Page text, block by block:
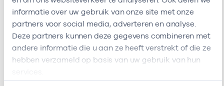
informatie over uw gebruik van onze site met onze
partners voor social media, adverteren en analyse.
Deze partners kunnen deze gegevens combineren met
andere informatie die u aan ze heeft verstrekt of die ze
hebben verzameld op basis van uw gebruik van hun
Ik ben werkzaam bij de volgende vestigingen
Amsterdamse
Gezondheidscentra
Roha B.v. Huisarts -
Huisarts Noory Huisarts -